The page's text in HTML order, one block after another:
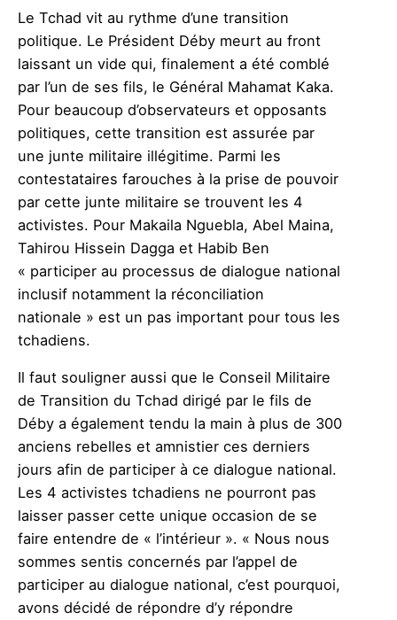
Le Tchad vit au rythme d’une transition
politique. Le Président Déby meurt au front
laissant un vide qui, finalement a été comblé
par l’un de ses fils, le Général Mahamat Kaka.
Pour beaucoup d’observateurs et opposants
politiques, cette transition est assurée par
une junte militaire illégitime. Parmi les
contestataires farouches à la prise de pouvoir
par cette junte militaire se trouvent les 4
activistes. Pour Makaila Nguebla, Abel Maina,
Tahirou Hissein Dagga et Habib Ben
« participer au processus de dialogue national
inclusif notamment la réconciliation
nationale » est un pas important pour tous les
tchadiens.
Il faut souligner aussi que le Conseil Militaire
de Transition du Tchad dirigé par le fils de
Déby a également tendu la main à plus de 300
anciens rebelles et amnistier ces derniers
jours afin de participer à ce dialogue national.
Les 4 activistes tchadiens ne pourront pas
laisser passer cette unique occasion de se
faire entendre de « l’intérieur ». « Nous nous
sommes sentis concernés par l’appel de
participer au dialogue national, c’est pourquoi,
avons décidé de répondre d’y répondre